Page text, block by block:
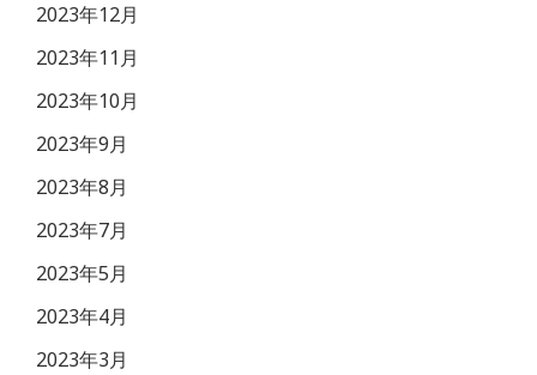
2023年12月
2023年11月
2023年10月
2023年9月
2023年8月
2023年7月
2023年5月
2023年4月
2023年3月